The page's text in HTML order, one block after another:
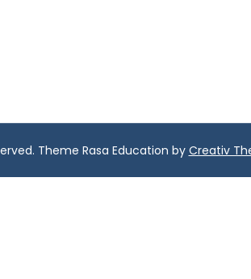
Theme Rasa Education by Creativ